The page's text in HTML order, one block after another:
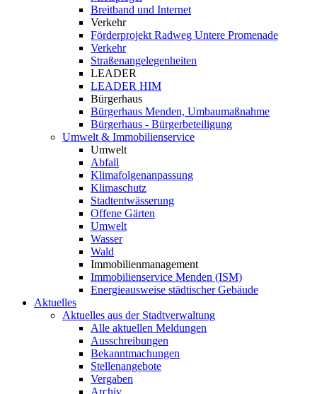
Breitband und Internet
Verkehr
Förderprojekt Radweg Untere Promenade
Verkehr
Straßenangelegenheiten
LEADER
LEADER HIM
Bürgerhaus
Bürgerhaus Menden, Umbaumaßnahme
Bürgerhaus - Bürgerbeteiligung
Umwelt & Immobilienservice
Umwelt
Abfall
Klimafolgenanpassung
Klimaschutz
Stadtentwässerung
Offene Gärten
Umwelt
Wasser
Wald
Immobilienmanagement
Immobilienservice Menden (ISM)
Energieausweise städtischer Gebäude
Aktuelles
Aktuelles aus der Stadtverwaltung
Alle aktuellen Meldungen
Ausschreibungen
Bekanntmachungen
Stellenangebote
Vergaben
Archiv